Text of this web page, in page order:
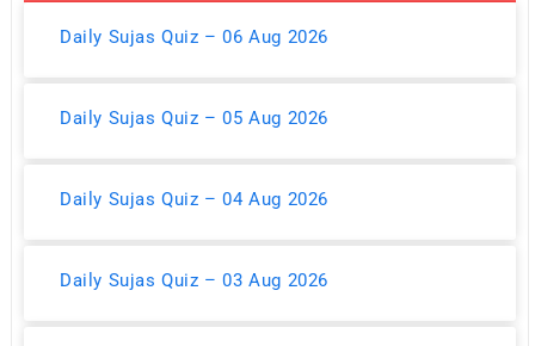
Daily Sujas Quiz – 06 Aug 2026
Daily Sujas Quiz – 05 Aug 2026
Daily Sujas Quiz – 04 Aug 2026
Daily Sujas Quiz – 03 Aug 2026